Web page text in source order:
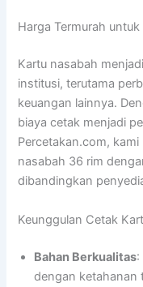
Harga Termurah
Kartu nasabah
institusi, terutama
keuangan lainnya.
biaya cetak menjadi
Percetakan.com,
nasabah 36 rim
dibandingkan
Keunggulan Cetak
Bahan Berkualitas:
dengan ketahanan